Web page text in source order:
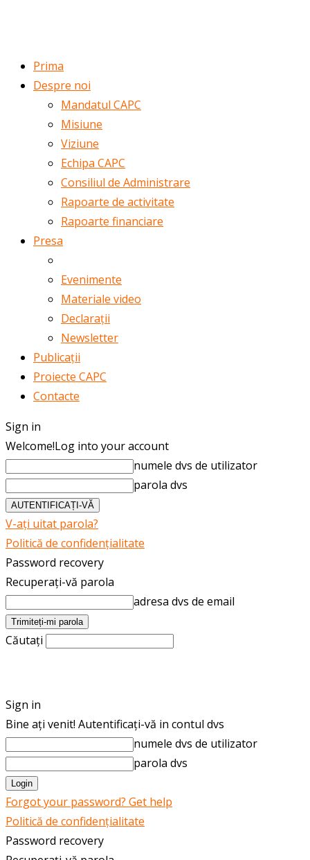
Prima
Despre noi
Mandatul CAPC
Misiune
Viziune
Echipa CAPC
Consiliul de Administrare
Rapoarte de activitate
Rapoarte financiare
Presa
Evenimente
Materiale video
Declarații
Newsletter
Publicații
Proiecte CAPC
Contacte
Sign in
Welcome!Log into your account
numele dvs de utilizator
parola dvs
V-ați uitat parola?
Politică de confidențialitate
Password recovery
Recuperați-vă parola
adresa dvs de email
Căutați
Sign in
Bine ați venit! Autentificați-vă in contul dvs
numele dvs de utilizator
parola dvs
Forgot your password? Get help
Politică de confidențialitate
Password recovery